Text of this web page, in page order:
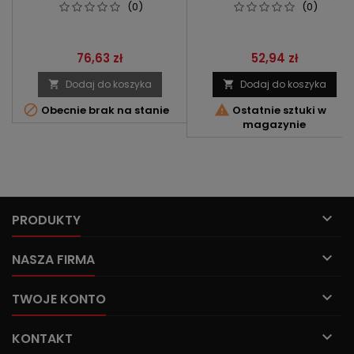
PAULELLO (0)
Cena
76,63 zł
 Dodaj do koszyka
 Obecnie brak na stanie
(0)
Cena
52,94 zł
 Dodaj do koszyka
 Ostatnie sztuki w
magazynie
PRODUKTY 
NASZA FIRMA 
TWOJE KONTO 
KONTAKT 